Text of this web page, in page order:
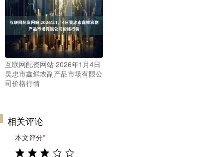
互联网配资网站 2026年1月4日
吴忠市鑫鲜农副产品市场有限公
司价格行情
相关评论
本文评分*